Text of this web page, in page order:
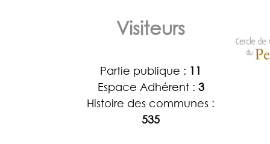
Visiteurs
Partie publique : 11
Espace Adhérent : 3
Histoire des communes :
535